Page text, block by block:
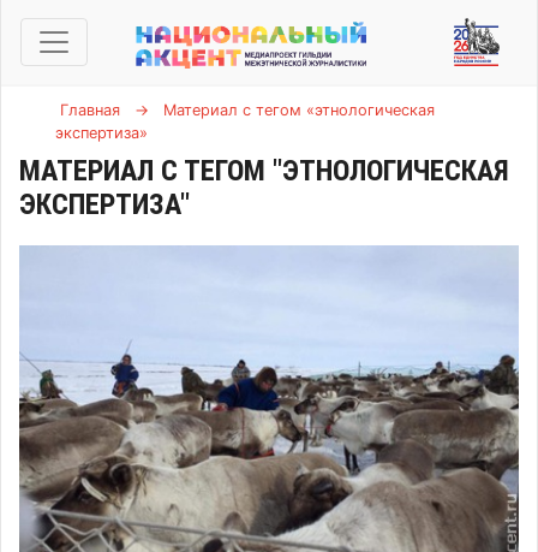
Главная →
Материал с тегом «этнологическая
экспертиза»
МАТЕРИАЛ С ТЕГОМ "ЭТНОЛОГИЧЕСКАЯ
ЭКСПЕРТИЗА"